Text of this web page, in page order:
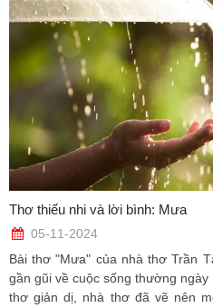
Thơ thiếu nhi và lời bình: Mưa
05-11-2024
Bài thơ "Mưa" của nhà thơ Trần
gần gũi về cuộc sống thường
thơ giản dị, nhà thơ đã vẽ nên